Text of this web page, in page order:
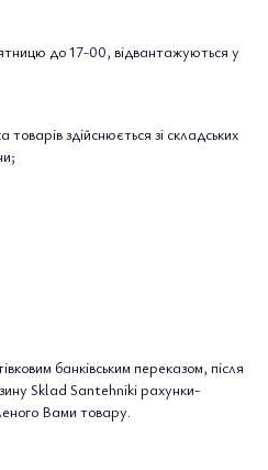
до 17-00, відвантажуються у
здійснюється зі складських
банківським переказом, після
Sklad Santehniki рахунки-
Вами товару.